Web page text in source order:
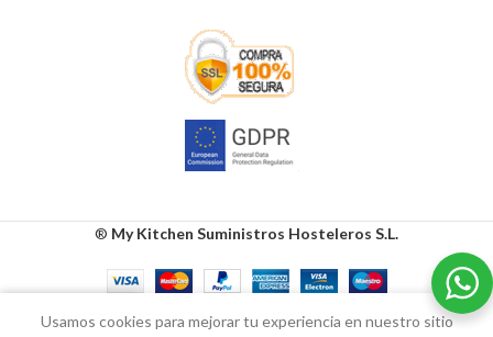
® My Kitchen Suministros Hosteleros S.L.
Usamos cookies para mejorar tu experiencia en nuestro sitio